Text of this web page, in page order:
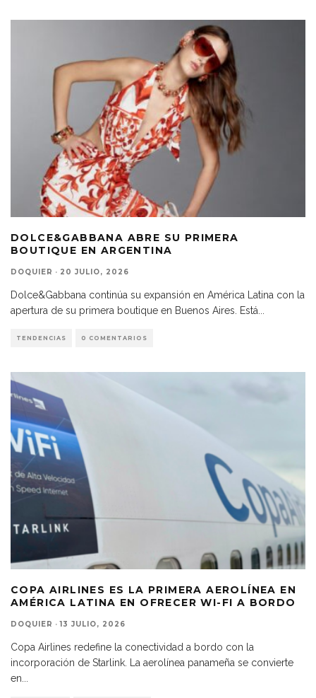
DOLCE&GABBANA ABRE SU PRIMERA
BOUTIQUE EN ARGENTINA
DOQUIER · 20 JULIO, 2026
Dolce&Gabbana continúa su expansión en América Latina con la
apertura de su primera boutique en Buenos Aires. Está
TENDENCIAS 0 COMENTARIOS
COPA AIRLINES ES LA PRIMERA AEROLÍNEA EN
AMÉRICA LATINA EN OFRECER WI-FI A BORDO
DOQUIER · 13 JULIO, 2026
Copa Airlines redefine la conectividad a bordo con la
incorporación de Starlink. La aerolínea panameña se convierte
en